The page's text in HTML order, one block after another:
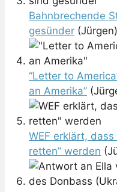
Bahnbrechende
gesünder (Jürgen)
“Letter to
an Amerika”
WEF erklärt,
retten” werden